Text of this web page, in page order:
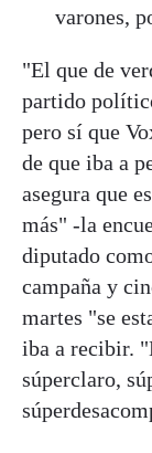
varones,
"El que de
partido
pero sí que
de que iba a
asegura que
más" -la
diputado
campaña y
martes "se
iba a recibir.
súperclaro,